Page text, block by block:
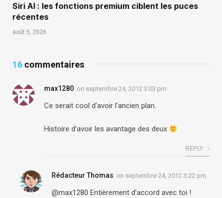
Siri AI : les fonctions premium ciblent les puces
récentes
août 5, 2026
16 commentaires
max1280 on septembre 24, 2012 3:03 pm
Ce serait cool d’avoir l’ancien plan.
Histoire d’avoir les avantage des deux
REPLY
Rédacteur Thomas on septembre 24, 2012 3:22 pm
@max1280 Entièrement d’accord avec toi !